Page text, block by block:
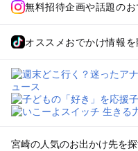
無料招待企画や話題のお
オススメおでかけ情報を
宮崎の人気のお出かけ先を